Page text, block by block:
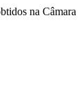
na Câmara